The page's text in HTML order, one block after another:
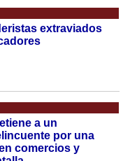
extraviados
a un
por una
comercios y